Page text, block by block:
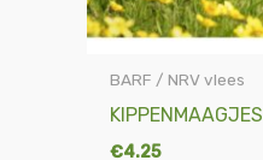
BARF / NRV vlees
KIPPENMAAGJES
€4.25